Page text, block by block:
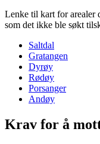
Lenke til kart for arealer
som det ikke ble søkt
Saltdal
Gratangen
Dyrøy
Rødøy
Porsanger
Andøy
Krav for å